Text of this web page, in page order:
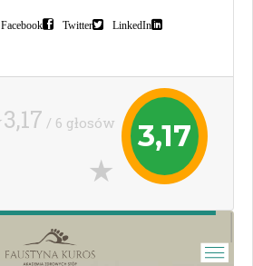
Facebook Twitter LinkedIn
3,17
3,17 / 6 głosów